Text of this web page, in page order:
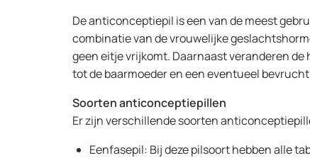
De anticonceptiepil is een van de meest
combinatie van de vrouwelijke
geen eitje vrijkomt. Daarnaast veranderen
tot de baarmoeder en een eventueel
Soorten anticonceptiepillen
Er zijn verschillende soorten
Eenfasepil: Bij deze pilsoort hebben alle